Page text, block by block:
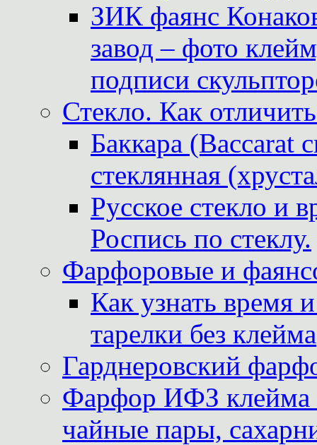
ЗИК фаянс
завод – фото
подписи
Стекло. Как
Баккара (Baccarat
стеклянная
Русское стекло и
Роспись по стеклу.
Фарфоровые и
Как узнать время
тарелки без клейма
Гарднеровский
Фарфор ИФЗ клейма
чайные пары,